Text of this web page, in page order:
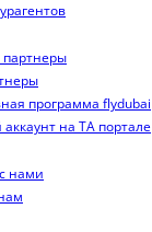
программа flydubai
на TA портале
нами